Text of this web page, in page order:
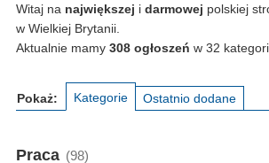
Witaj na największej i darmowej polskiej
w Wielkiej Brytanii.
Aktualnie mamy 308 ogłoszeń w 32
Pokaż: Kategorie Ostatnio dodane
Praca (98)